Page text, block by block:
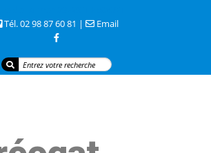
Tél. 02 98 87 60 81 |
Email